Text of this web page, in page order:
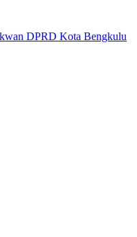
DPRD Kota Bengkulu